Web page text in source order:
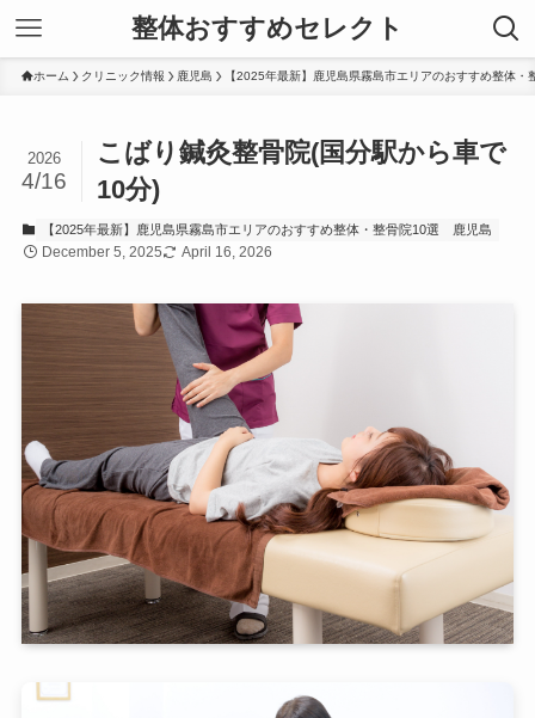
整体おすすめセレクト
ホーム クリニック情報 鹿児島 【2025年最新】鹿児島県霧島市エリアのおすすめ整体・
こばり鍼灸整骨院(国分駅から車で
10分)
2026
4/16
【2025年最新】鹿児島県霧島市エリアのおすすめ整体・整骨院10選 鹿児島
December 5, 2025 April 16, 2026